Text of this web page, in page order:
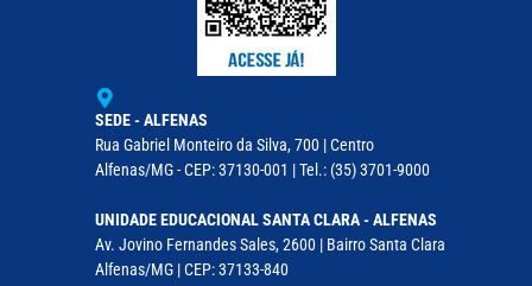
SEDE - ALFENAS
Rua Gabriel Monteiro da Silva, 700 | Centro
Alfenas/MG - CEP: 37130-001 | Tel.: (35) 3701-9000
UNIDADE EDUCACIONAL SANTA CLARA - ALFENAS
Av. Jovino Fernandes Sales, 2600 | Bairro Santa Clara
Alfenas/MG | CEP: 37133-840